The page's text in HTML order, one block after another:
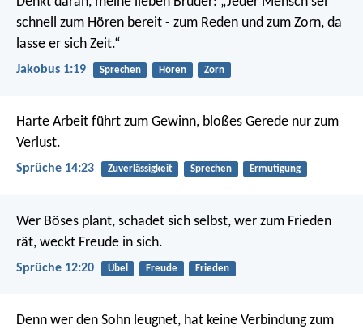
schnell zum Hören bereit - zum Reden und zum Zorn, da
lasse er sich Zeit.“
Jakobus 1:19 Sprechen Hören Zorn
Harte Arbeit führt zum Gewinn, bloßes Gerede nur zum
Verlust.
Sprüche 14:23 Zuverlässigkeit Sprechen Ermutigung
Wer Böses plant, schadet sich selbst, wer zum Frieden
rät, weckt Freude in sich.
Sprüche 12:20 Übel Freude Frieden
Denn wer den Sohn leugnet, hat keine Verbindung zum